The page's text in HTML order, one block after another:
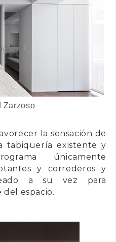
Zarzoso
la sensación de
tabiquería existente y
únicamente
y correderos y
a su vez para
espacio.